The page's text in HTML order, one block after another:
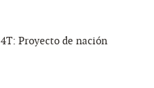
4T: Proyecto de nación